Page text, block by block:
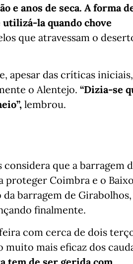
e anos de seca. A forma
utilizá-la quando chove
que atravessam o
apesar das críticas iniciais,
o Alentejo. “Dizia-se
lembrou.
que a barragem
proteger Coimbra e o Baixo
barragem de Girabolhos,
finalmente.
com cerca de dois
muito mais eficaz dos